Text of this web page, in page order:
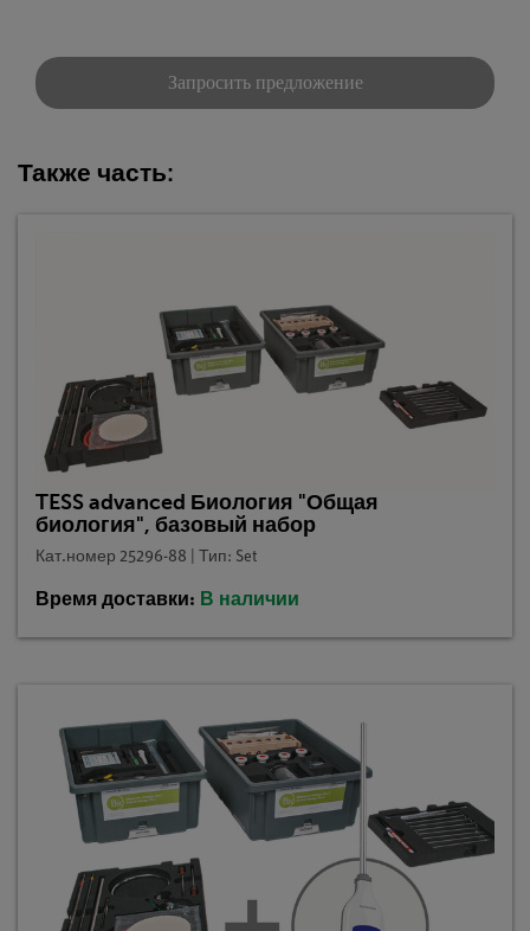
Запросить предложение
Также часть:
TESS advanced Биология "Общая
биология", базовый набор
Кат.номер 25296-88 | Тип: Set
Время доставки: В наличии